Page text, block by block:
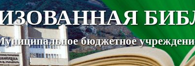
бюджетное